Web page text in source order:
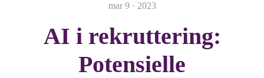
mar 9 · 2023
AI i rekruttering:
Potensielle